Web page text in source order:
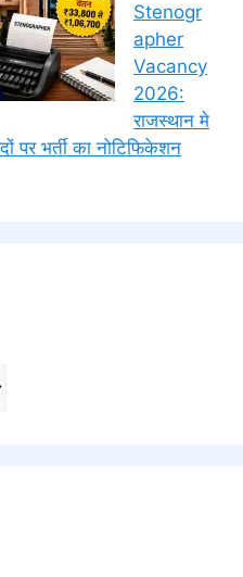
Stenogr
apher
Vacancy
2026:
राजस्थान मे
पर भर्ती का नोटिफिकेशन